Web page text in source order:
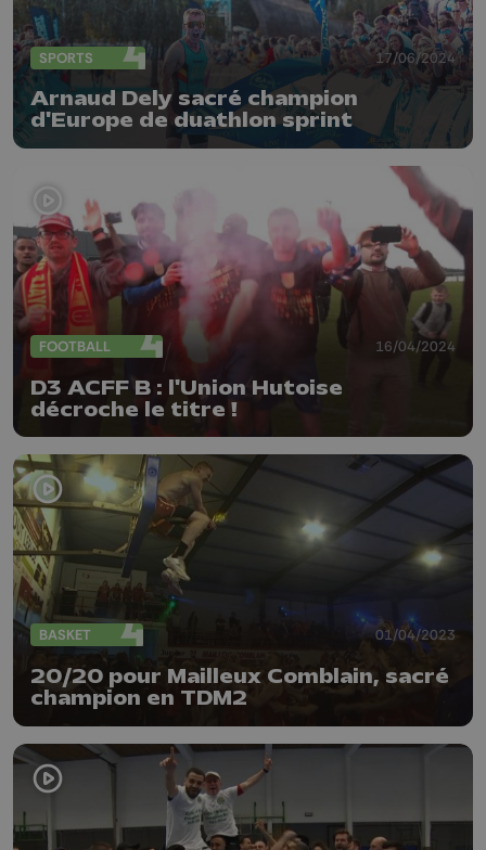
SPORTS 17/06/2024
Arnaud Dely sacré champion
d'Europe de duathlon sprint
FOOTBALL 16/04/2024
D3 ACFF B : l'Union Hutoise
décroche le titre !
BASKET 01/04/2023
20/20 pour Mailleux Comblain, sacré
champion en TDM2